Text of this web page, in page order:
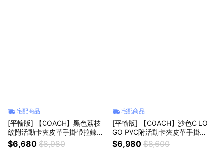
宅配商品
[平輸版] 【COACH】黑色荔枝
紋附活動卡夾皮革手掛帶拉鍊長
夾 真品平輸
$6,680 $8,980
宅配商品
[平輸版] 【COACH】沙色C LO
GO PVC附活動卡夾皮革手掛帶
拉鍊長夾 真品平輸
$6,980 $8,600